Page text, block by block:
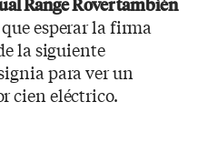
esperar la firma
la siguiente
para ver un
cien eléctrico.